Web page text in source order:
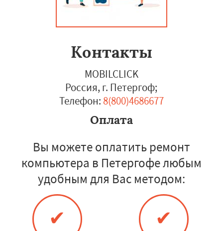
Контакты
MOBILCLICK
Россия, г. Петергоф;
Телефон: 8(800)4686677
Оплата
Вы можете оплатить ремонт
компьютера в Петергофе любым
удобным для Вас методом:
✔ ✔